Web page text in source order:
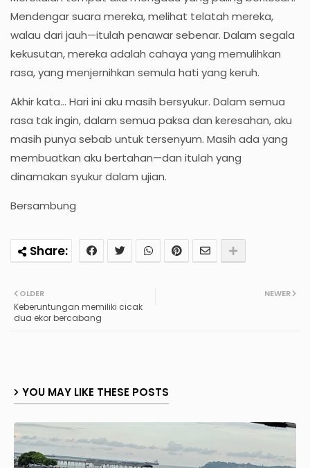
Mendengar suara mereka, melihat telatah mereka,
walau dari jauh—itulah penawar sebenar. Dalam segala
kekusutan, mereka adalah cahaya yang memulihkan
rasa, yang menjernihkan semula hati yang keruh.
Akhir kata... Hari ini aku masih bersyukur. Dalam semua
rasa tak ingin, dalam semua paksa dan keresahan, aku
masih punya sebab untuk tersenyum. Masih ada yang
membuatkan aku bertahan—dan itulah yang
dinamakan syukur dalam ujian.
Bersambung
NEWER
OLDER
Keberuntungan memiliki cicak
dua ekor bercabang
YOU MAY LIKE THESE POSTS